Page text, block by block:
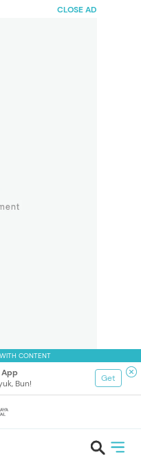
CLOSE AD
CONTENT
App
Bun!
Get